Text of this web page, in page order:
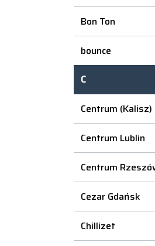
Bon Ton
bounce
C
Centrum (Kalisz)
Centrum Lublin
Centrum
Cezar Gdańsk
Chillizet